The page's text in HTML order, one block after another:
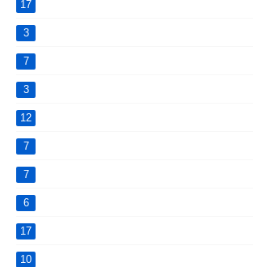
17
3
7
3
12
7
7
6
17
10